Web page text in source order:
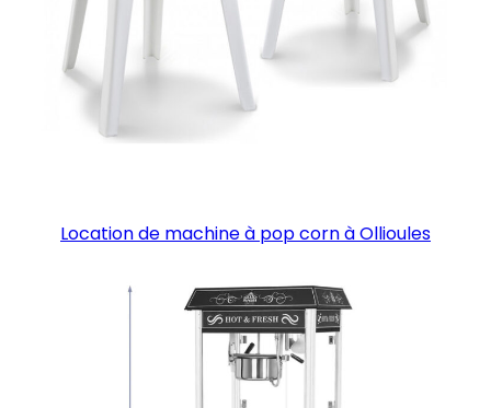
Location de machine à pop corn à Ollioules